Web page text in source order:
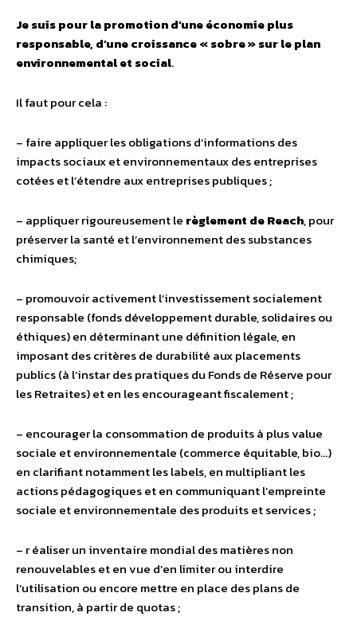
Je suis pour la promotion d’une économie plus
responsable, d’une croissance « sobre » sur le plan
environnemental et social.
Il faut pour cela :
– faire appliquer les obligations d’informations des
impacts sociaux et environnementaux des entreprises
cotées et l’étendre aux entreprises publiques ;
– appliquer rigoureusement le règlement de Reach, pour
préserver la santé et l’environnement des substances
chimiques;
– promouvoir activement l’investissement socialement
responsable (fonds développement durable, solidaires ou
éthiques) en déterminant une définition légale, en
imposant des critères de durabilité aux placements
publics (à l’instar des pratiques du Fonds de Réserve pour
les Retraites) et en les encourageant fiscalement ;
– encourager la consommation de produits à plus value
sociale et environnementale (commerce équitable, bio…)
en clarifiant notamment les labels, en multipliant les
actions pédagogiques et en communiquant l’empreinte
sociale et environnementale des produits et services ;
– r éaliser un inventaire mondial des matières non
renouvelables et en vue d’en limiter ou interdire
l’utilisation ou encore mettre en place des plans de
transition, à partir de quotas ;